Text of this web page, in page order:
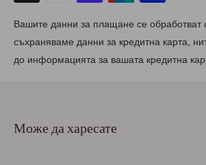
Вашите данни за плащане се обработват
съхраняваме данни за кредитна карта,
до информацията за вашата кредитна
Може да харесате